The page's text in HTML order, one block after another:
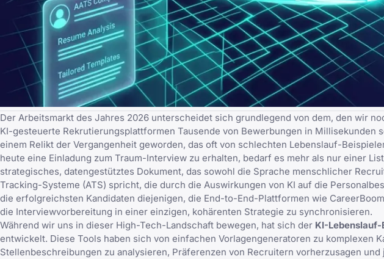
Der Arbeitsmarkt des Jahres 2026 unterscheidet sich grundlegend von dem, den wir
KI-gesteuerte Rekrutierungsplattformen Tausende von Bewerbungen in Millisekunden
einem Relikt der Vergangenheit geworden, das oft von schlechten Lebenslauf-
heute eine Einladung zum Traum-Interview zu erhalten, bedarf es mehr als nur einer
strategisches, datengestütztes Dokument, das sowohl die Sprache menschlicher
Tracking-Systeme (ATS) spricht, die durch die Auswirkungen von KI auf die
die erfolgreichsten Kandidaten diejenigen, die End-to-End-Plattformen wie
die Interviewvorbereitung in einer einzigen, kohärenten Strategie zu synchronisieren.
Während wir uns in dieser High-Tech-Landschaft bewegen, hat sich der KI-
entwickelt. Diese Tools haben sich von einfachen Vorlagengeneratoren zu komplexen
Stellenbeschreibungen zu analysieren, Präferenzen von Recruitern vorherzusagen